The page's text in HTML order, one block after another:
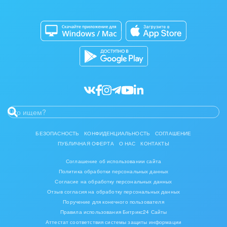
Кибербезопасность
Битрикс24 Маркет
Разработчикам приложений
БЕЗОПАСНОСТЬ КОНФИДЕНЦИАЛЬНОСТЬ
СОГЛАШЕНИЕ
ПУБЛИЧНАЯ ОФЕРТА
О НАС КОНТАКТЫ
Соглашение об использовании сайта
Политика обработки персональных данных
Согласие на обработку персональных данных
Отзыв согласия на обработку персональных данных
Поручение для конечного пользователя
Правила использования Битрикс24 Сайты
Аттестат соответствия системы защиты информации